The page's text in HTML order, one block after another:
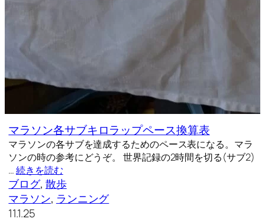
マラソン各サブキロラップペース換算表
マラソンの各サブを達成するためのペース表になる。マラ
ソンの時の参考にどうぞ。 世界記録の2時間を切る(サブ2)
…続きを読む
ブログ, 散歩
マラソン, ランニング
11.1.25